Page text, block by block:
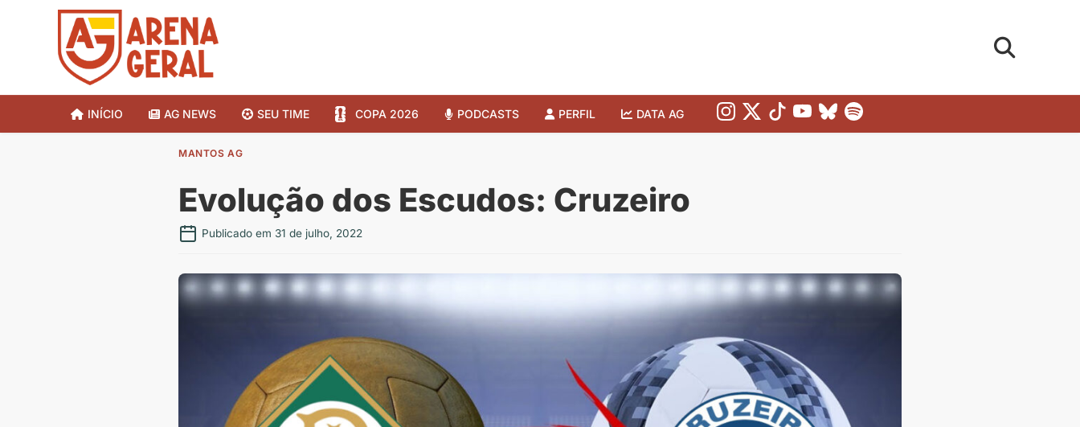
INÍCIO AG NEWS SEU TIME COPA 2026 PODCASTS PERFIL DATA AG
MANTOS AG
Evolução dos Escudos: Cruzeiro
Publicado em 31 de julho, 2022